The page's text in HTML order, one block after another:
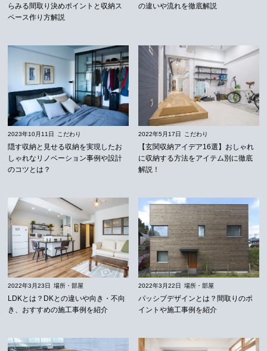
らみる間取り決めポイントと収納ス
ペース作り方解説
の違いや流れを徹底解説
2023年10月11日 こだわり
隠す収納と見せる収納を実現したお
しゃれなリノベーション事例や設計
のコツとは？
2022年5月17日 こだわり
【玄関収納アイデア16選】おしゃれ
に収納する方法をアイテム別に徹底
解説！
2022年3月23日 場所・部屋
LDKとは？DKとの違いや向き・不向
き、おすすめの施工事例を紹介
2022年3月22日 場所・部屋
パッシブデザインとは？間取りのポ
イントや施工事例を紹介